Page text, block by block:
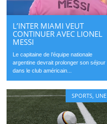
L’INTER MIAMI VEUT
CONTINUER AVEC LIONEL
MESSI
Le capitaine de l’équipe nationale
argentine devrait prolonger son séjour
dans le club américain...
SPORTS, UNE